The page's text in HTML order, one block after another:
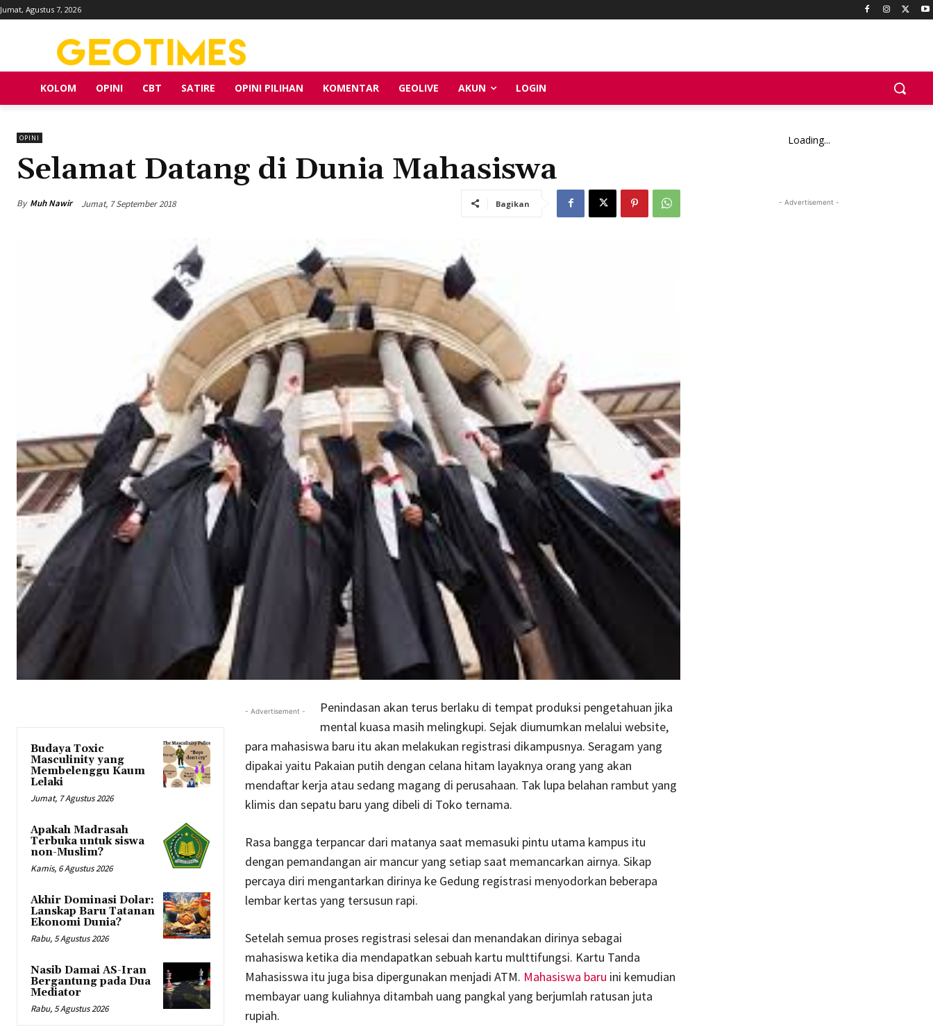
Jumat, Agustus 7, 2026
KOLOM OPINI CBT SATIRE OPINI PILIHAN KOMENTAR GEOLIVE AKUN LOGIN
OPINI
Selamat Datang di Dunia Mahasiswa
By Muh Nawir Jumat, 7 September 2018 Bagikan
Budaya Toxic
Masculinity yang
Membelenggu Kaum
Lelaki
Jumat, 7 Agustus 2026
Apakah Madrasah
Terbuka untuk siswa
non-Muslim?
Kamis, 6 Agustus 2026
Akhir Dominasi Dolar:
Lanskap Baru Tatanan
Ekonomi Dunia?
Rabu, 5 Agustus 2026
Nasib Damai AS-Iran
Bergantung pada Dua
Mediator
Rabu, 5 Agustus 2026
- Advertisement -
Penindasan akan terus berlaku di tempat produksi pengetahuan jika
mental kuasa masih melingkupi. Sejak diumumkan melalui website,
para mahasiswa baru itu akan melakukan registrasi dikampusnya. Seragam yang
dipakai yaitu Pakaian putih dengan celana hitam layaknya orang yang akan
mendaftar kerja atau sedang magang di perusahaan. Tak lupa belahan rambut yang
klimis dan sepatu baru yang dibeli di Toko ternama.
Rasa bangga terpancar dari matanya saat memasuki pintu utama kampus itu
dengan pemandangan air mancur yang setiap saat memancarkan airnya. Sikap
percaya diri mengantarkan dirinya ke Gedung registrasi menyodorkan beberapa
lembar kertas yang tersusun rapi.
Setelah semua proses registrasi selesai dan menandakan dirinya sebagai
mahasiswa ketika dia mendapatkan sebuah kartu multtifungsi. Kartu Tanda
Mahasisswa itu juga bisa dipergunakan menjadi ATM. Mahasiswa baru ini kemudian
membayar uang kuliahnya ditambah uang pangkal yang berjumlah ratusan juta
rupiah.
Loading...
- Advertisement -